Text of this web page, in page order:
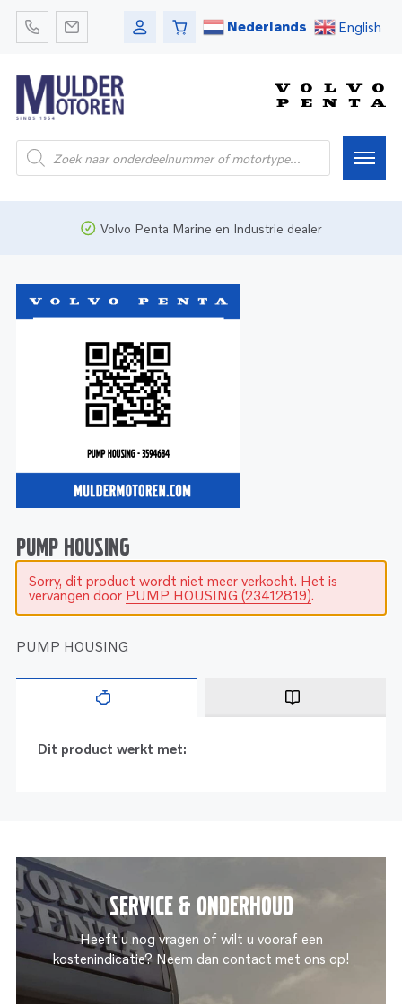
Nederlands English
Onderdelen
Bedrijfsvaart
Onderdelen
Motoren
Onderdelen
Service
Motoren
Service en onderhoud
Reman – Pleziervaart
Reman - Bedrijfsvaart
Reman – Industrie
Volvo Penta Marine en Industrie dealer
PUMP HOUSING
Sorry, dit product wordt niet meer verkocht. Het is
vervangen door PUMP HOUSING (23412819).
PUMP HOUSING
Dit product werkt met:
Service & onderhoud
Heeft u nog vragen of wilt u vooraf een
kostenindicatie? Neem dan contact met ons op!